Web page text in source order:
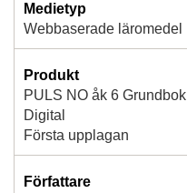
Medietyp
Webbaserade läromedel
Produkt
PULS NO åk 6 Grundbok
Digital
Första upplagan
Författare